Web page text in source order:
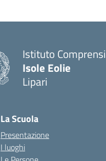
Istituto
Isole Eolie
Lipari
La Scuola
Presentazione
I luoghi